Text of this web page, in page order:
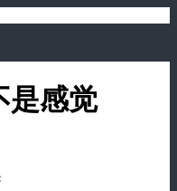
是感觉